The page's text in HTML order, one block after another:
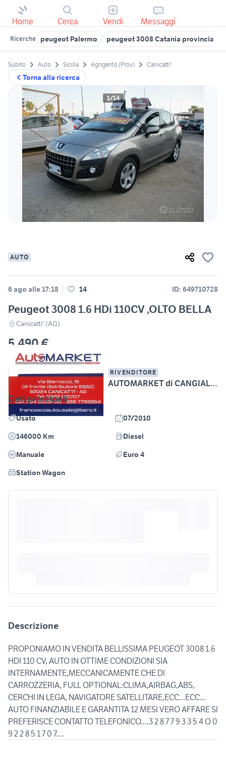
Home Cerca Vendi Messaggi
Ricerche peugeot Palermo peugeot 3008 Catania provincia
Torna alla ricerca
Subito Auto Sicilia Agrigento (Prov) Canicatti'
1/14
AUTO
6 ago alle 17:18 14 ID: 649710728
Peugeot 3008 1.6 HDi 110CV ,OLTO BELLA
Canicatti' (AG)
5.490 €
RIVENDITORE
AUTOMARKET di CANGIALOSI FRANCESCO
Dati principali
Usato
07/2010
146000 Km
Diesel
Manuale
Euro 4
Station Wagon
Descrizione
PROPONIAMO IN VENDITA BELLISSIMA PEUGEOT 3008 1.6
HDI 110 CV, AUTO IN OTTIME CONDIZIONI SIA
INTERNAMENTE,MECCANICAMENTE CHE DI
CARROZZERIA, FULL OPTIONAL:CLIMA,AIRBAG,ABS,
CERCHI IN LEGA, NAVIGATORE SATELLITARE,ECC...ECC...
AUTO FINANZIABILE E GARANTITA 12 MESI VERO AFFARE SI
PREFERISCE CONTATTO TELEFONICO....3 2 8 7 7 9 3 3 5 4 O 0
9 2 2 8 5 1 7 0 7....